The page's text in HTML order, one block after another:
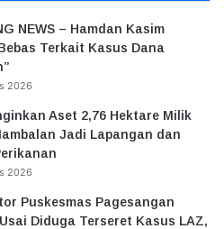
NEWS – Hamdan Kasim
Terkait Kasus Dana
2026
Aset 2,76 Hektare Milik
Jadi Lapangan dan
2026
Puskesmas Pagesangan
Diduga Terseret Kasus LAZ,